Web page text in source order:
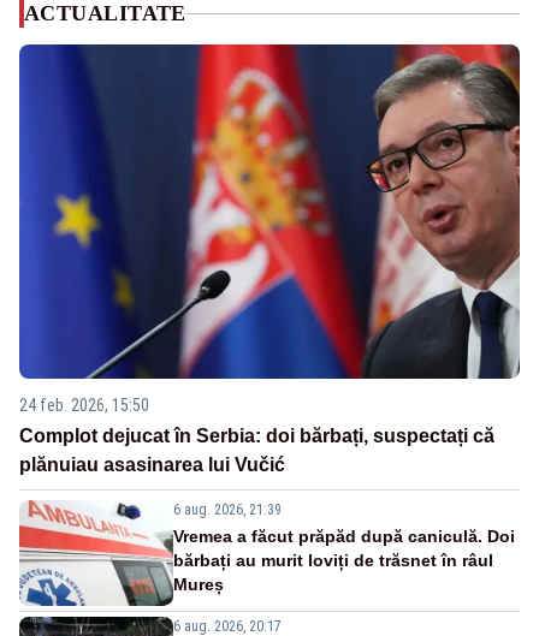
ACTUALITATE
24 feb. 2026, 15:50
Complot dejucat în Serbia: doi bărbați, suspectați că
plănuiau asasinarea lui Vučić
6 aug. 2026, 21:39
Vremea a făcut prăpăd după caniculă. Doi
bărbați au murit loviți de trăsnet în râul
Mureș
6 aug. 2026, 20:17